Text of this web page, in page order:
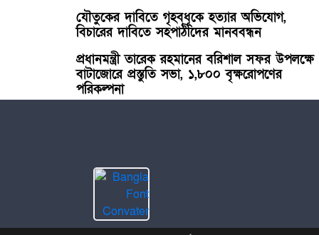
যৌতুকের দাবিতে গৃহবধূকে হত্যার অভিযোগ,
বিচারের দাবিতে সহপাঠীদের মানববন্ধন
প্রধানমন্ত্রী তারেক রহমানের বরিশাল সফর উপলক্ষে
বাটাজোরে প্রস্তুতি সভা, ১,৮০০ বৃক্ষরোপণের
পরিকল্পনা